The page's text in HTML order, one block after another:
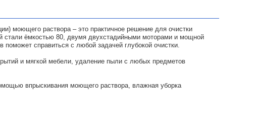
моющего раствора – это практичное решение для очистки
стали ёмкостью 80, двумя двухстадийными моторами и мощной
справиться с любой задачей глубокой очистки.
и мягкой мебели, удаление пыли с любых предметов
впрыскивания моющего раствора, влажная уборка